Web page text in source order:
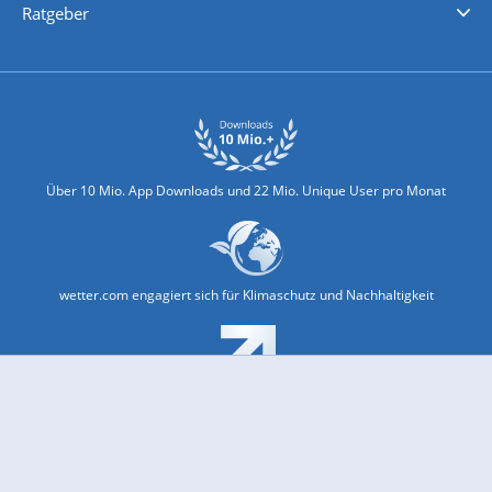
Ratgeber
Über 10 Mio. App Downloads und 22 Mio. Unique User pro Monat
wetter.com engagiert sich für Klimaschutz und Nachhaltigkeit